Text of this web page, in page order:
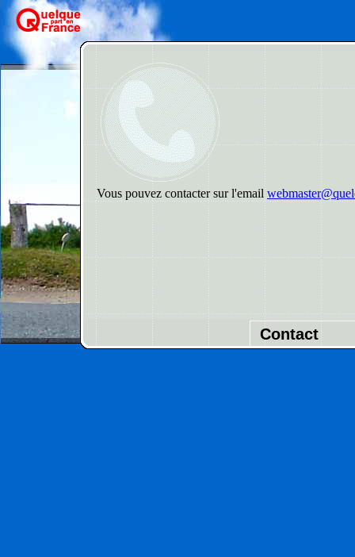
Vous pouvez contacter sur l'email
Contact